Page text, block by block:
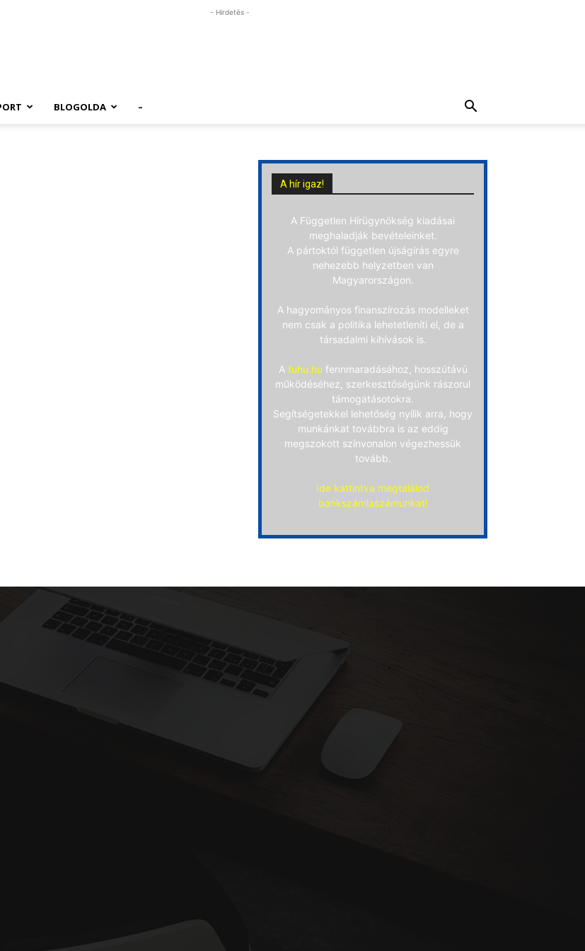
- Hirdetés -
BLOGOLDA –
A hír igaz!
A Független Hírügynökség kiadásai
meghaladják bevételeinket.
A pártoktól független újságírás egyre
nehezebb helyzetben van
Magyarországon.
A hagyományos finanszírozás modelleket
nem csak a politika lehetetleníti el, de a
társadalmi kihívások is.
A fuhu.hu fennmaradásához, hosszútávú
működéséhez, szerkesztőségünk rászorul
támogatásotokra.
Segítségetekkel lehetőség nyílik arra, hogy
munkánkat továbbra is az eddig
megszokott színvonalon végezhessük
tovább.
Ide kattintva megtalálod
bankszámlaszámunkat!